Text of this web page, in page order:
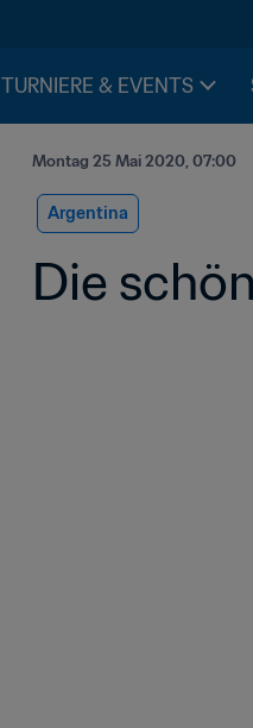
TURNIERE & EVENTS
Montag 25 Mai 2020, 07:00
Argentina
Die